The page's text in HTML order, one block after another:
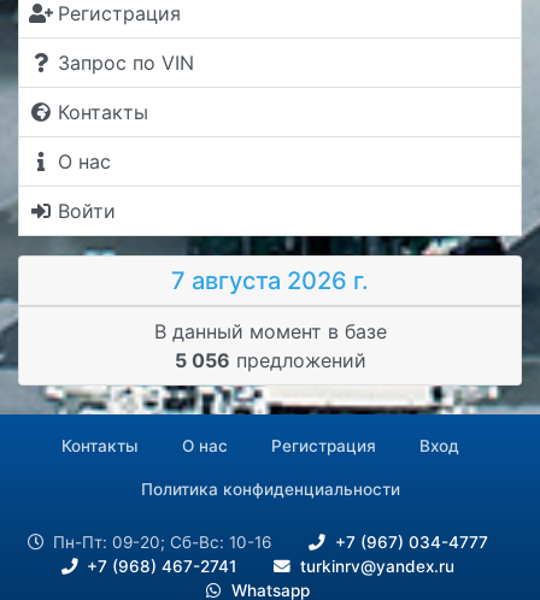
Регистрация
Запрос по VIN
Контакты
О нас
Войти
7 августа 2026 г.
В данный момент в базе
5 056 предложений
Контакты О нас Регистрация Вход
Политика конфиденциальности
Пн-Пт: 09-20; Сб-Вс: 10-16
+7 (967) 034-4777
+7 (968) 467-2741
turkinrv@yandex.ru
Whatsapp